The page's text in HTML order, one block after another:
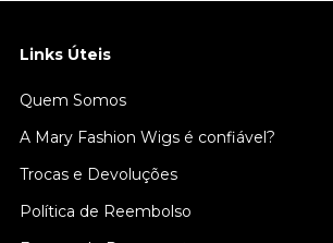
Links Úteis
Quem Somos
A Mary Fashion Wigs é confiável?
Trocas e Devoluções
Política de Reembolso